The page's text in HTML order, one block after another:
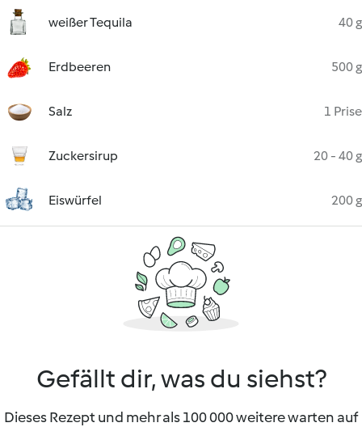
weißer Tequila 40 g
Erdbeeren 500 g
Salz 1 Prise
Zuckersirup 20 - 40 g
Eiswürfel 200 g
Gefällt dir, was du siehst?
Dieses Rezept und mehr als 100 000 weitere warten auf